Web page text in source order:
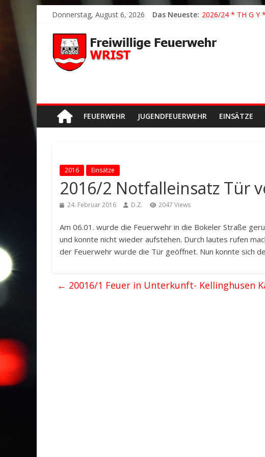
Donnerstag, August 6, 2026 Das Neueste:
2026/21
2026/24 * TH G Y
2026/22 TH Y *
Der schönste
FEUERWEHR JUGENDFEUERWEHR EINSÄTZE
2016 Einsätze
2016/2 Notfalleinsatz Tür
24. Februar 2016 D.Z. 2047 Views
Am 06.01. wurde die Feuerwehr in die Bokeler Straße
und konnte nicht wieder aufstehen. Durch lautes rufen
der Feuerwehr wurde die Tür geöffnet. Nun konnte sich
← 20016/1 Feuer in Unterkunft- Kellinghusen